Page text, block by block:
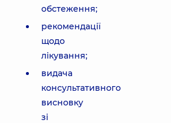
обстеження;
рекомендації
щодо
лікування;
видача
консультативного
висновку
зі